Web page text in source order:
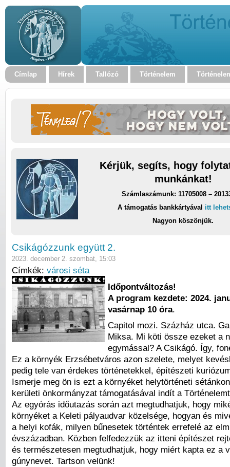
Címlap Hírek Tallózó Történelem
Kérjük, segíts, hogy
munkánkat!
Számlaszámunk: 11705008 –
A támogatás bankkártyával itt
Nagyon köszönjük.
Csikágózzunk együtt 2.
2023. december 2. szombat, 15:03
Címkék: városi séta
Időpontváltozás!
A program kezdete: 2024.
vasárnap 10 óra.
Capitol mozi. Százház utca.
Miksa. Mi köti össze ezeket a
egymással? A Csikágó. Így,
Ez a környék Erzsébetváros azon szelete, melyet
pedig tele van érdekes történetekkel, építészeti
Ismerje meg ön is ezt a környéket helytörténeti
kerületi önkormányzat támogatásával indít a
Az egyórás időutazás során azt megtudhatjuk, hogy
környéket a Keleti pályaudvar közelsége, hogyan és
a helyi kofák, milyen bűnesetek történtek errefelé az
évszázadban. Közben felfedezzük az itteni építészet
és természetesen megtudhatjuk, hogy miért kapta ez a
gúnynevet. Tartson velünk!